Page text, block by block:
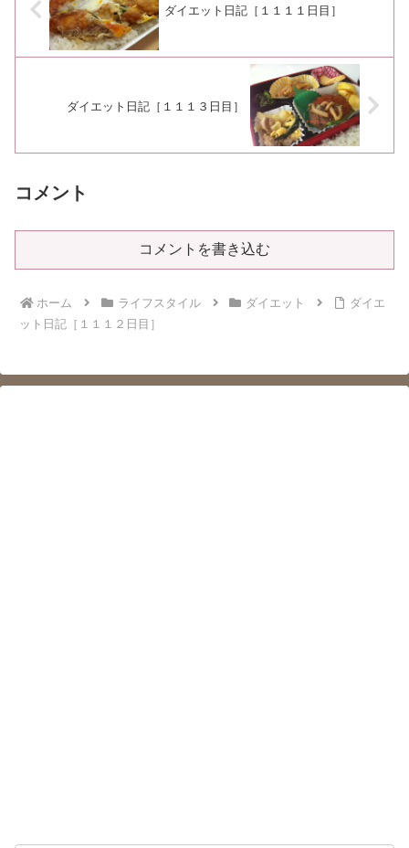
ダイエット日記［１１１１日目］
ダイエット日記［１１１３日目］
コメント
コメントを書き込む
ホーム ライフスタイル ダイエット
ダイエ
ット日記［１１１２日目］